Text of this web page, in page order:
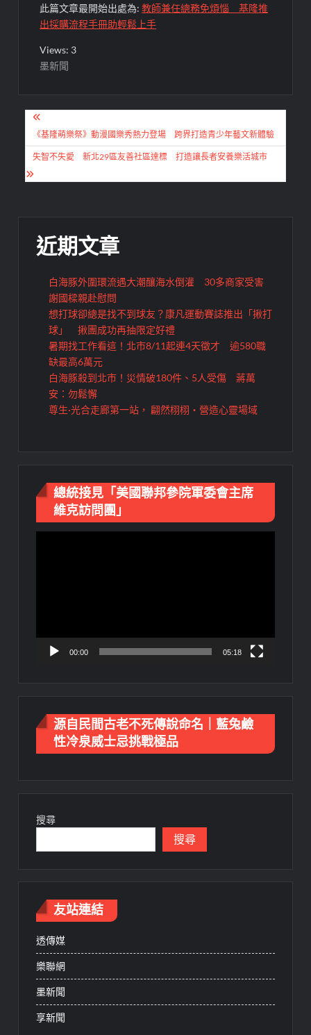
此篇文章最開始出處為:教師兼任總務免煩惱 基隆推
出採購流程手冊助輕鬆上手
Views: 3
墨新聞
文
章
導
覽
《基隆萌樂祭》動漫國樂秀熱力登場 跨界打造青少年藝文新體驗
失智不失愛 新北29區友善社區達標 打造讓長者安養樂活城市
近期文章
白海豚外圍環流遇大潮釀海水倒灌 30多商家受害
謝國樑親赴慰問
想打球卻總是找不到球友？康凡運動賽誌推出「揪打
球」 揪團成功再抽限定好禮
暑期找工作看這！北市8/11起連4天徵才 逾580職
缺最高6萬元
白海豚殺到北市！災情破180件、5人受傷 蔣萬
安：勿鬆懈
尊生·光合走廊第一站， 翩然栩栩・營造心靈場域
總統接見「美國聯邦參院軍委會主席
維克訪問團」
00:00 05:18
源自民間古老不死傳說命名｜藍兔鹼
性冷泉威士忌挑戰極品
搜尋
搜尋
友站連結
透傳媒
樂聯網
墨新聞
享新聞